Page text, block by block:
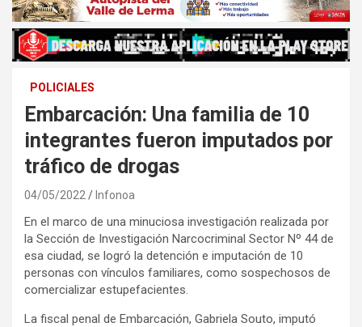
POLICIALES
Embarcación: Una familia de 10
integrantes fueron imputados por
tráfico de drogas
04/05/2022 Infonoa
En el marco de una minuciosa investigación realizada por
la Sección de Investigación Narcocriminal Sector Nº 44 de
esa ciudad, se logró la detención e imputación de 10
personas con vínculos familiares, como sospechosos de
comercializar estupefacientes.
La fiscal penal de Embarcación, Gabriela Souto, imputó